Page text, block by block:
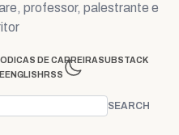
professor, palestrante e
DICAS DE CARREIRASUBSTACK
ENGLISH RSS
SEARCH